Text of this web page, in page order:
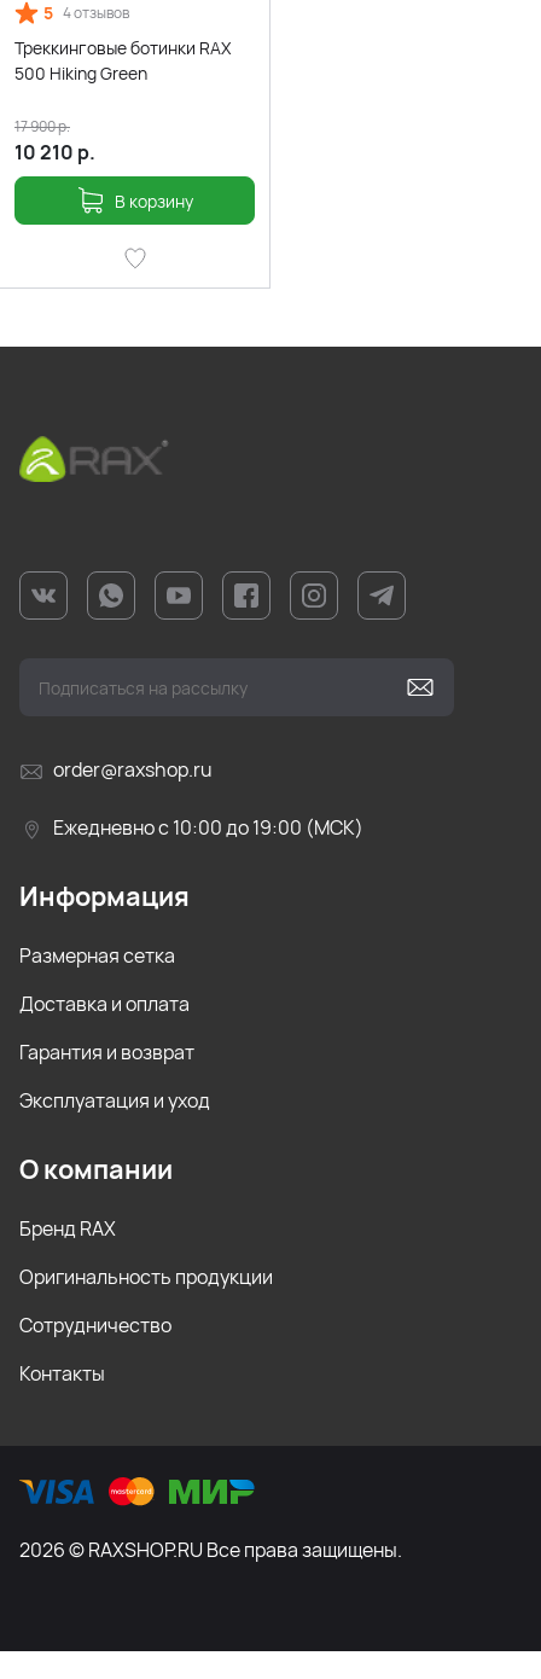
5 4 отзывов
Треккинговые ботинки RAX
500 Hiking Green
10 210 р.
17 900р.
В корзину
order@raxshop.ru
Ежедневно с 10:00 до 19:00 (МСК)
Информация
Размерная сетка
Доставка и оплата
Гарантия и возврат
Эксплуатация и уход
О компании
Бренд RAX
Оригинальность продукции
Сотрудничество
Контакты
2026 © RAXSHOP.RU Все права защищены.